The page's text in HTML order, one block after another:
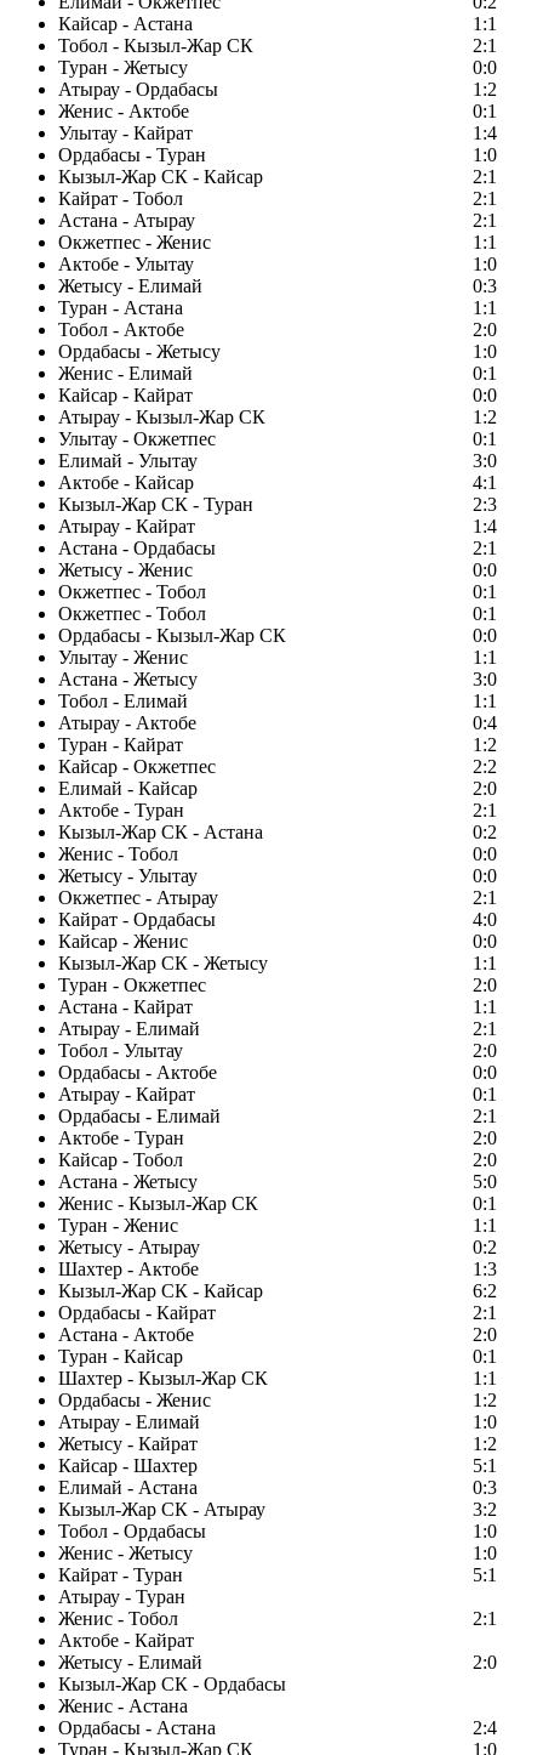
Кайсар - Астана
1:1
Тобол - Кызыл-Жар СК
2:1
Туран - Жетысу
0:0
Атырау - Ордабасы
1:2
Женис - Актобе
0:1
Улытау - Кайрат
1:4
Ордабасы - Туран
1:0
Кызыл-Жар СК - Кайсар
2:1
Кайрат - Тобол
2:1
Астана - Атырау
2:1
Окжетпес - Женис
1:1
Актобе - Улытау
1:0
Жетысу - Елимай
0:3
Туран - Астана
1:1
Тобол - Актобе
2:0
Ордабасы - Жетысу
1:0
Женис - Елимай
0:1
Кайсар - Кайрат
0:0
Атырау - Кызыл-Жар СК
1:2
Улытау - Окжетпес
0:1
Елимай - Улытау
3:0
Актобе - Кайсар
4:1
Кызыл-Жар СК - Туран
2:3
Атырау - Кайрат
1:4
Астана - Ордабасы
2:1
Жетысу - Женис
0:0
Окжетпес - Тобол
0:1
Окжетпес - Тобол
0:1
Ордабасы - Кызыл-Жар СК
0:0
Улытау - Женис
1:1
Астана - Жетысу
3:0
Тобол - Елимай
1:1
Атырау - Актобе
0:4
Туран - Кайрат
1:2
Кайсар - Окжетпес
2:2
Елимай - Кайсар
2:0
Актобе - Туран
2:1
Кызыл-Жар СК - Астана
0:2
Женис - Тобол
0:0
Жетысу - Улытау
0:0
Окжетпес - Атырау
2:1
Кайрат - Ордабасы
4:0
Кайсар - Женис
0:0
Кызыл-Жар СК - Жетысу
1:1
Туран - Окжетпес
2:0
Астана - Кайрат
1:1
Атырау - Елимай
2:1
Тобол - Улытау
2:0
Ордабасы - Актобе
0:0
Атырау - Кайрат
0:1
Ордабасы - Елимай
2:1
Актобе - Туран
2:0
Кайсар - Тобол
2:0
Астана - Жетысу
5:0
Женис - Кызыл-Жар СК
0:1
Туран - Женис
1:1
Жетысу - Атырау
0:2
Шахтер - Актобе
1:3
Кызыл-Жар СК - Кайсар
6:2
Ордабасы - Кайрат
2:1
Астана - Актобе
2:0
Туран - Кайсар
0:1
Шахтер - Кызыл-Жар СК
1:1
Ордабасы - Женис
1:2
Атырау - Елимай
1:0
Жетысу - Кайрат
1:2
Кайсар - Шахтер
5:1
Елимай - Астана
0:3
Кызыл-Жар СК - Атырау
3:2
Тобол - Ордабасы
1:0
Женис - Жетысу
1:0
Кайрат - Туран
5:1
Атырау - Туран
Женис - Тобол
2:1
Актобе - Кайрат
Жетысу - Елимай
2:0
Кызыл-Жар СК - Ордабасы
Женис - Астана
Ордабасы - Астана
2:4
Туран - Кызыл-Жар СК
1:0